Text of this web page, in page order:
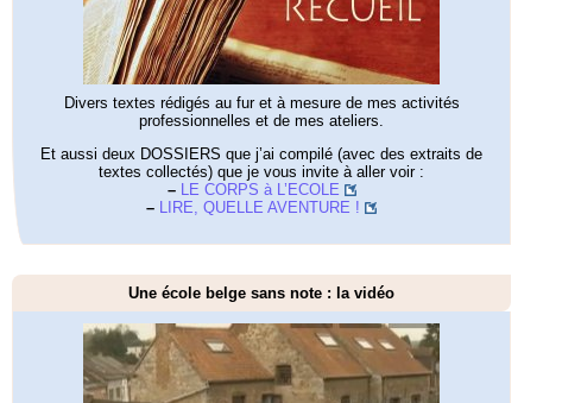
Divers textes rédigés au fur et à mesure de mes activités
professionnelles et de mes ateliers.
Et aussi deux DOSSIERS que j’ai compilé (avec des extraits de
textes collectés) que je vous invite à aller voir :
–
LE CORPS à L’ECOLE
–
LIRE, QUELLE AVENTURE !
Une école belge sans note : la vidéo